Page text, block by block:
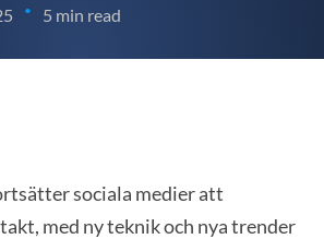
• 5 min read
sociala medier att
med ny teknik och nya trender